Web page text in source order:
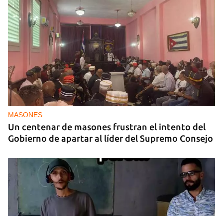
MASONES
Un centenar de masones frustran el intento del
Gobierno de apartar al líder del Supremo Consejo